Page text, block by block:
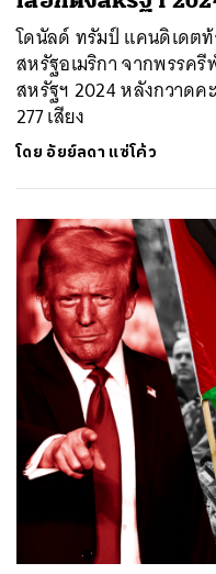
โดนัลด์ ทรัมป์ แคนดิเดต
สหรัฐอเมริกา จากพรรค
สหรัฐฯ 2024 หลังกวาด
277 เสียง
โดย อัยย์ลดา แซ่โค้ว